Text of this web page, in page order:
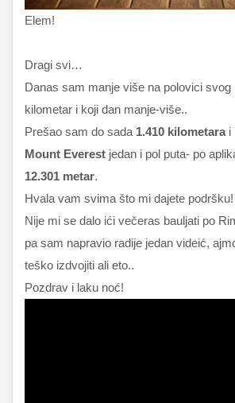
Elem!
Dragi svi…
Danas sam manje više na polovici svog
kilometar i koji dan manje-više..
Prešao sam do sada 1.410 kilometarai
Mount Everest jedan i pol puta- po
12.301 metar.
Hvala vam svima što mi dajete
Nije mi se dalo ići večeras bauljati po
pa sam napravio radije jedan videić,
teško izdvojiti ali eto..
Pozdrav i laku noć!